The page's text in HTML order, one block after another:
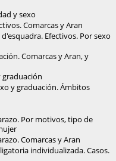
y sexo
Comarcas y Aran
Efectivos. Por sexo
Comarcas y Aran, y
graduación
y graduación. Ámbitos
Por motivos, tipo de
Comarcas y Aran
individualizada. Casos.